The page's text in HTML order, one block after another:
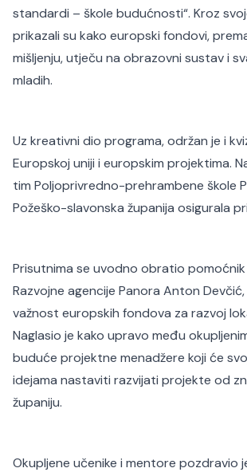
standardi – škole budućnosti“. Kroz
prikazali su kako europski fondovi,
mišljenju, utječu na obrazovni sustav i
mladih.
Uz kreativni dio programa, održan je i
Europskoj uniji i europskim projektima.
tim Poljoprivredno-prehrambene škole
Požeško-slavonska županija osigurala
Prisutnima se uvodno obratio
Razvojne agencije Panora Anton
važnost europskih fondova za razvoj
Naglasio je kako upravo među
buduće projektne menadžere koji će
idejama nastaviti razvijati projekte od
županiju.
Okupljene učenike i mentore pozdravio